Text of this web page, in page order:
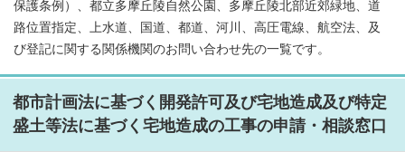
保護条例）、都立多摩丘陵自然公園、多摩丘陵北部近郊緑地、道
路位置指定、上水道、国道、都道、河川、高圧電線、航空法、及
び登記に関する関係機関のお問い合わせ先の一覧です。
都市計画法に基づく開発許可及び宅地造成及び特定
盛土等法に基づく宅地造成の工事の申請・相談窓口